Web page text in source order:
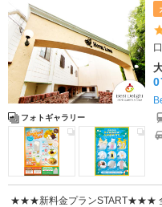
フォトギャラリー
★★★新料金プランSTART★★★ 全